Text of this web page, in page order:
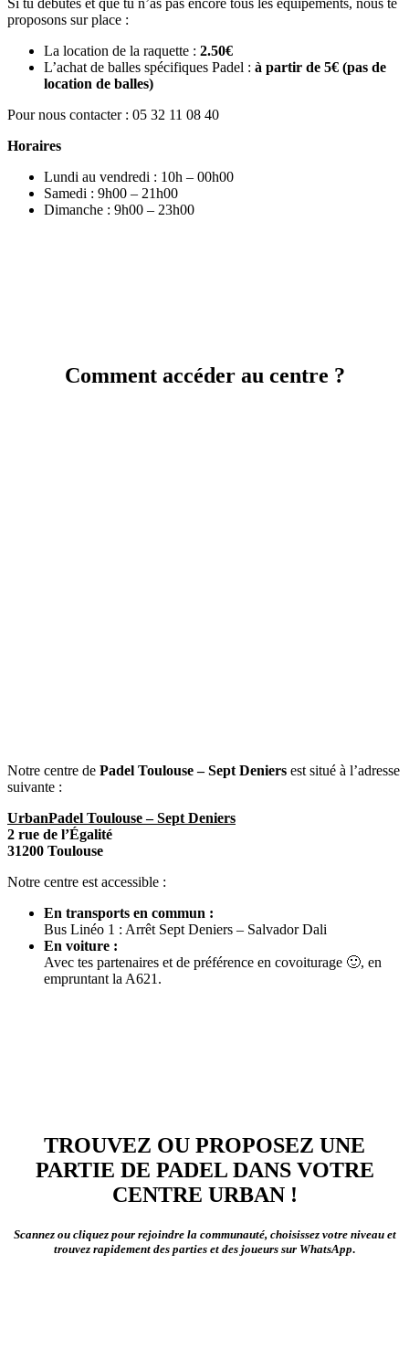
Si tu débutes et que tu n’as pas encore tous les équipements, nous te
proposons sur place :
La location de la raquette : 2.50€
L’achat de balles spécifiques Padel : à partir de 5€ (pas de
location de balles)
Pour nous contacter : 05 32 11 08 40
Horaires
Lundi au vendredi : 10h – 00h00
Samedi : 9h00 – 21h00
Dimanche : 9h00 – 23h00
Comment accéder au centre ?
Notre centre de Padel Toulouse – Sept Deniers est situé à l’adresse
suivante :
UrbanPadel Toulouse – Sept Deniers
2 rue de l’Égalité
31200 Toulouse
Notre centre est accessible :
En transports en commun :
Bus Linéo 1 : Arrêt Sept Deniers – Salvador Dali
En voiture :
Avec tes partenaires et de préférence en covoiturage 🙂, en
empruntant la A621.
TROUVEZ OU PROPOSEZ UNE
PARTIE DE PADEL DANS VOTRE
CENTRE URBAN !
Scannez ou cliquez pour rejoindre la communauté, choisissez votre niveau et
trouvez rapidement des parties et des joueurs sur WhatsApp.